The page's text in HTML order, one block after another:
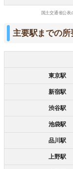
国土交通省公表
主要駅までの
東京駅
新宿駅
渋谷駅
池袋駅
品川駅
上野駅